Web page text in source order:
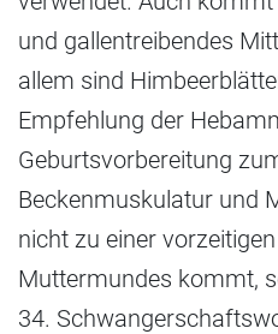
und gallentreibendes
allem sind
Empfehlung der
Geburtsvorbereitung
Beckenmuskulatur und
nicht zu einer
Muttermundes kommt,
34.